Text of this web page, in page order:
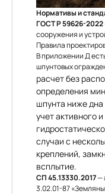
Нормативы и
ГОСТ Р 59626-2022
сооружения и
Правила
В приложении Д
шпунтовых
расчет без
определения
шпунта ниже дна
учет активного
случаи с
креплений,
всплытие.
СП 45.13330.2017—
3.02.01-87